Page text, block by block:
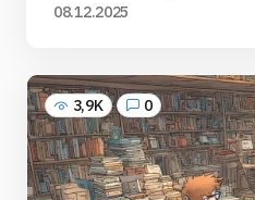
08.12.2025
3,9K 0